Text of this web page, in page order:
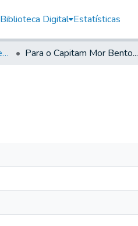
Digital Estatísticas
Volume 92 - Ofícios do General D. Luiz aos diversos funcionários da Capitania (1768- 1772) Para o Capitam Mor Bento...